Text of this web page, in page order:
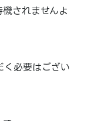
されませんよ
必要はござい